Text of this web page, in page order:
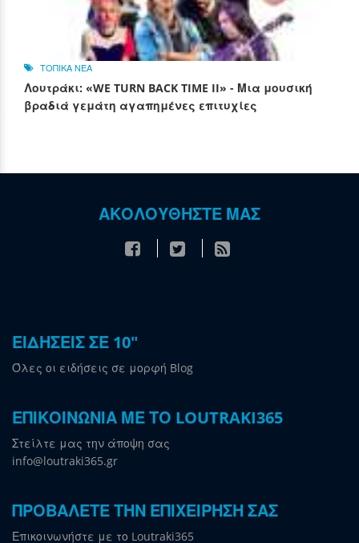
ΤΟΠΙΚΑ ΝΕΑ
Λουτράκι: «WE TURN BACK TIME II» - Μια μουσική
βραδιά γεμάτη αγαπημένες επιτυχίες
ΑΚΟΛΟΥΘΗΣΤΕ ΜΑΣ
ΕΙΔΗΣΕΙΣ ΣΕ 10"
Όλες οι ειδήσεις σε μορφή Blog
ΕΠΙΚΟΙΝΩΝΙΑ ΜΕ ΤΟ LOUTRAKI365
Στείλτε μας την άποψη σας
info@loutraki365.gr
ΠΡΟΒΑΛΕΤΕ ΤΗΝ ΕΠΙΧΕΙΡΗΣΗ ΣΑΣ
Επικοινωνήστε με το Loutraki365